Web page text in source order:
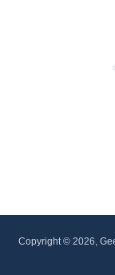
Copyright © 2026,